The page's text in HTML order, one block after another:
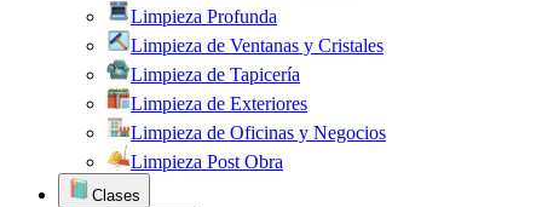
Limpieza Profunda
Limpieza de Ventanas y Cristales
Limpieza de Tapicería
Limpieza de Exteriores
Limpieza de Oficinas y Negocios
Limpieza Post Obra
Clases